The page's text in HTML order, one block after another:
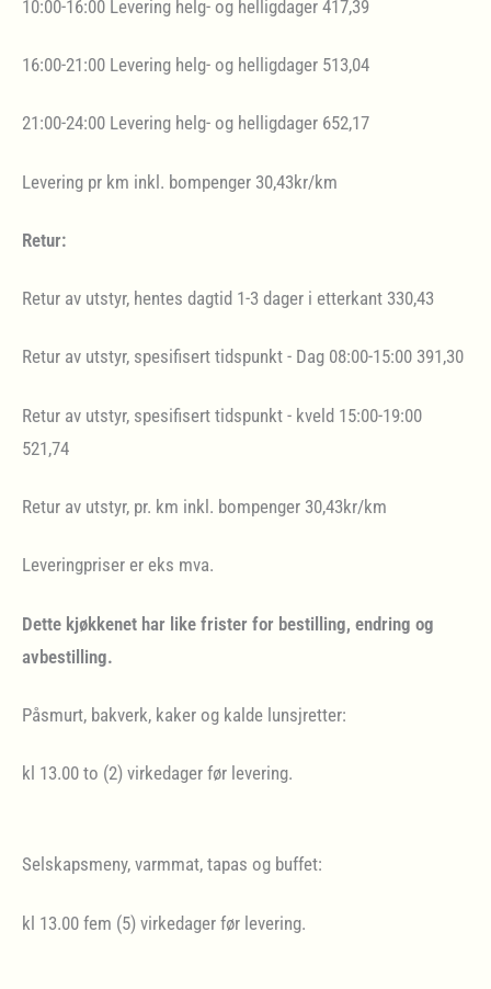
10:00-16:00 Levering helg- og helligdager 417,39
16:00-21:00 Levering helg- og helligdager 513,04
21:00-24:00 Levering helg- og helligdager 652,17
Levering pr km inkl. bompenger 30,43kr/km
Retur:
Retur av utstyr, hentes dagtid 1-3 dager i etterkant 330,43
Retur av utstyr, spesifisert tidspunkt - Dag 08:00-15:00 391,30
Retur av utstyr, spesifisert tidspunkt - kveld 15:00-19:00
521,74
Retur av utstyr, pr. km inkl. bompenger 30,43kr/km
Leveringpriser er eks mva.
Dette kjøkkenet har like frister for bestilling, endring og
avbestilling.
Påsmurt, bakverk, kaker og kalde lunsjretter:
kl 13.00 to (2) virkedager før levering.
Selskapsmeny, varmmat, tapas og buffet:
kl 13.00 fem (5) virkedager før levering.